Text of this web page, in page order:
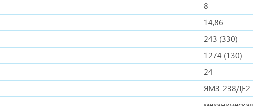
8
14,86
243 (330)
1274 (130)
24
ЯМЗ-238ДЕ2